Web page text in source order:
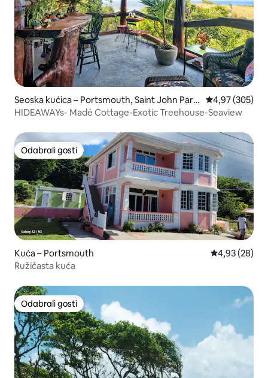
Seoska kućica – Portsmouth, Saint John Paris
h, DM
Prosječna
4,97 (305)
HIDEAWAYs- Madé Cottage-Exotic Treehouse-Seaview
Odabrali gosti
Odabrali gosti
Kuća – Portsmouth Prosječna
4,93 (28)
Ružičasta kuća
Odabrali gosti
Odabrali gosti